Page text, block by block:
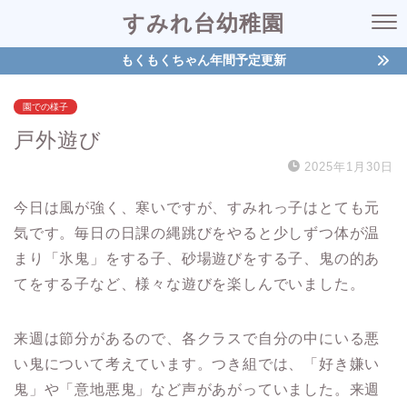
すみれ台幼稚園
もくもくちゃん年間予定更新
園での様子
戸外遊び
2025年1月30日
今日は風が強く、寒いですが、すみれっ子はとても元
気です。毎日の日課の縄跳びをやると少しずつ体が温
まり「氷鬼」をする子、砂場遊びをする子、鬼の的あ
てをする子など、様々な遊びを楽しんでいました。
来週は節分があるので、各クラスで自分の中にいる悪
い鬼について考えています。つき組では、「好き嫌い
鬼」や「意地悪鬼」など声があがっていました。来週